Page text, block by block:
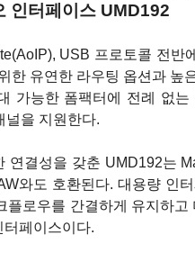
인터페이스 UMD192
USB 프로토콜 전반
한 유연한 라우팅 옵션과 높
가능한 폼팩터에 전례 없
널을 지원한다.
연결성을 갖춘 UMD192는
와도 호환된다. 대용량 인
플로우를 간결하게 유지하
페이스이다.